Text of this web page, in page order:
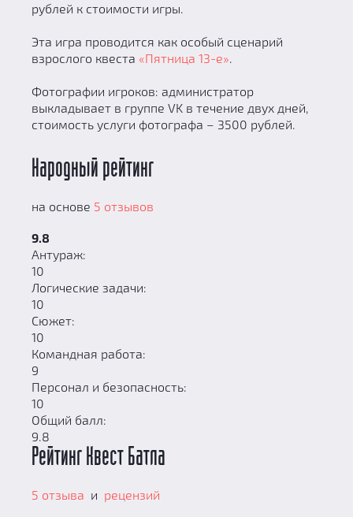
рублей к стоимости игры.
Эта игра проводится как особый сценарий
взрослого квеста «Пятница 13-е».
Фотографии игроков: администратор
выкладывает в группе VK в течение двух дней,
стоимость услуги фотографа – 3500 рублей.
Народный рейтинг
на основе 5 отзывов
9.8
Антураж:
10
Логические задачи:
10
Сюжет:
10
Командная работа:
9
Персонал и безопасность:
10
Общий балл:
9.8
Рейтинг Квест Батла
5 отзыва и рецензий